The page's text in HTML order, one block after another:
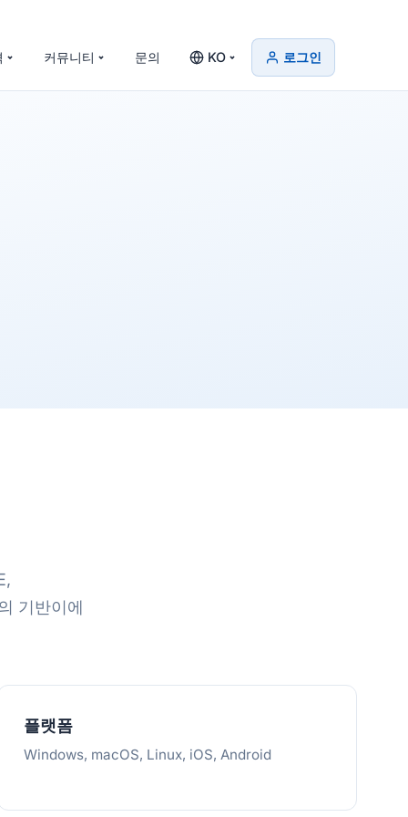
커뮤니티 문의 KO 로그인
기반이에
플랫폼
Windows, macOS, Linux, iOS, Android